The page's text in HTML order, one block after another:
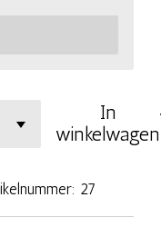
In
winkelwagen
27